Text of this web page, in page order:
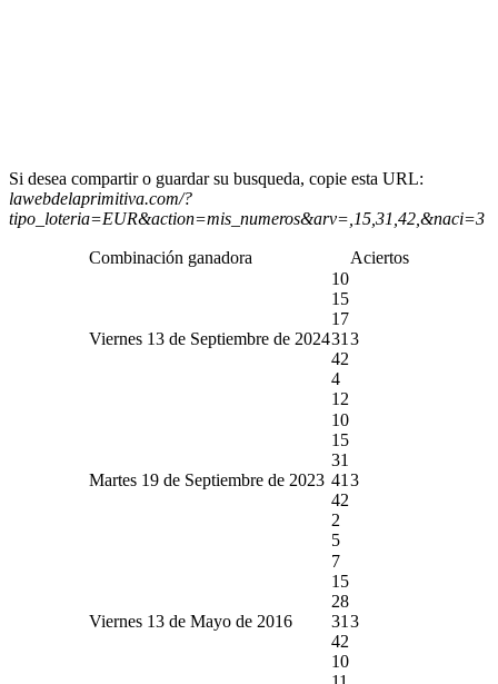
Si desea compartir o guardar su busqueda, copie esta URL:
lawebdelaprimitiva.com/?
tipo_loteria=EUR&action=mis_numeros&arv=,15,31,42,&naci=3
Combinación ganadora Aciertos
Viernes 13 de Septiembre de 2024
10
15
17
31
42
4
12
3
Martes 19 de Septiembre de 2023
10
15
31
41
42
2
5
3
Viernes 13 de Mayo de 2016
7
15
28
31
42
10
3